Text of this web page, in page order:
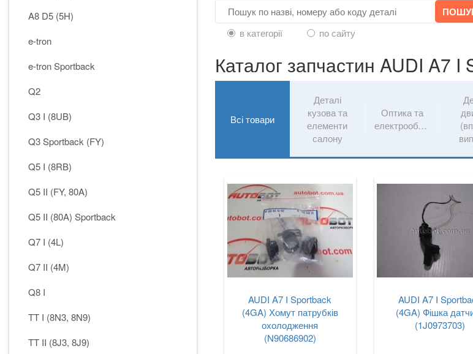
A8 D5 (5H)
e-tron
e-tron Sportback
Q2
Q3 I (8UB)
Q3 Sportback (FY)
Q5 I (8RB)
Q5 II (FY, 80A)
Q5 II (80A) Sportback
Q7 I (4L)
Q7 II (4M)
Q8 I
TT I (8N3, 8N9)
TT II (8J3, 8J9)
в категорії по сайту
Каталог запчастин AUDI A7 I
Всі товари
Деталі
кузова та
елементи
салону
Оптика та
електрообладнання
AUDI A7 I Sportback
(4GA) Хомут патрубків
охолодження
(N90686902)
AUDI A7 I
(4GA) Фішка
(1J0973703)